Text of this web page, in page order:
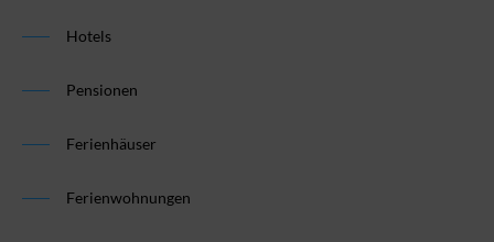
Hotels
Pensionen
Ferienhäuser
Ferienwohnungen